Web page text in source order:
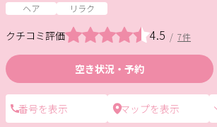
ジャンルで探す
ヘア・メイク ネイル・まつげ エステ
リラク・整体
スクール・
トレーニング
メンズ
ヘア リラク
空き状況・予約
クチコミ評価 4.5 / 7件